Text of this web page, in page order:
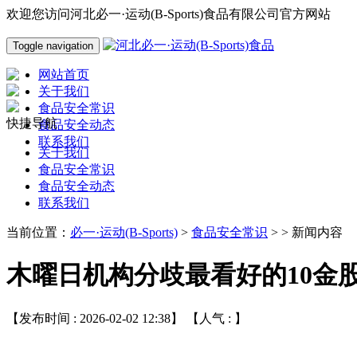
欢迎您访问河北必一·运动(B-Sports)食品有限公司官方网站
Toggle navigation
网站首页
关于我们
食品安全常识
食品安全动态
联系我们
快捷导航
关于我们
食品安全常识
食品安全动态
联系我们
当前位置： 必一·运动(B-Sports) > 食品安全常识 > > 新闻内容
木曜日机构分歧最看好的10金
【发布时间 : 2026-02-02 12:38】 【人气 : 】